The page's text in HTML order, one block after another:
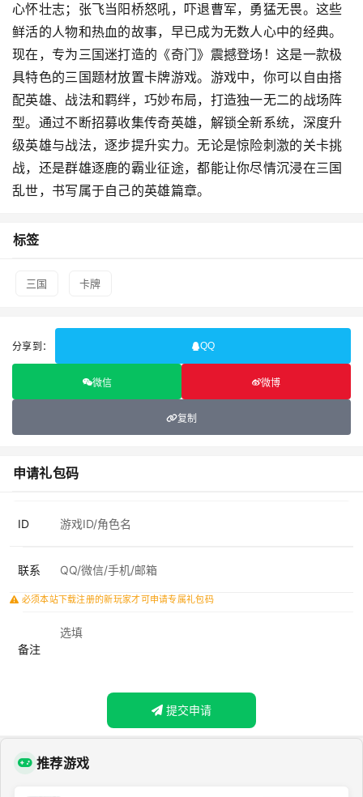
心怀壮志；张飞当阳桥怒吼，吓退曹军，勇猛无畏。这些
鲜活的人物和热血的故事，早已成为无数人心中的经典。
现在，专为三国迷打造的《奇门》震撼登场！这是一款极
具特色的三国题材放置卡牌游戏。游戏中，你可以自由搭
配英雄、战法和羁绊，巧妙布局，打造独一无二的战场阵
型。通过不断招募收集传奇英雄，解锁全新系统，深度升
级英雄与战法，逐步提升实力。无论是惊险刺激的关卡挑
战，还是群雄逐鹿的霸业征途，都能让你尽情沉浸在三国
乱世，书写属于自己的英雄篇章。
标签
三国 卡牌
分享到： QQ
微信 微博
复制
申请礼包码
ID
联系
必须本站下载注册的新玩家才可申请专属礼包码
备注
提交申请
推荐游戏